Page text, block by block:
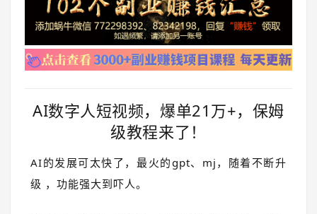
AI数字人短视频，爆单21万+，保姆
级教程来了！
AI的发展可太快了，最火的gpt、mj，随着不断升
级 ，功能强大到吓人。